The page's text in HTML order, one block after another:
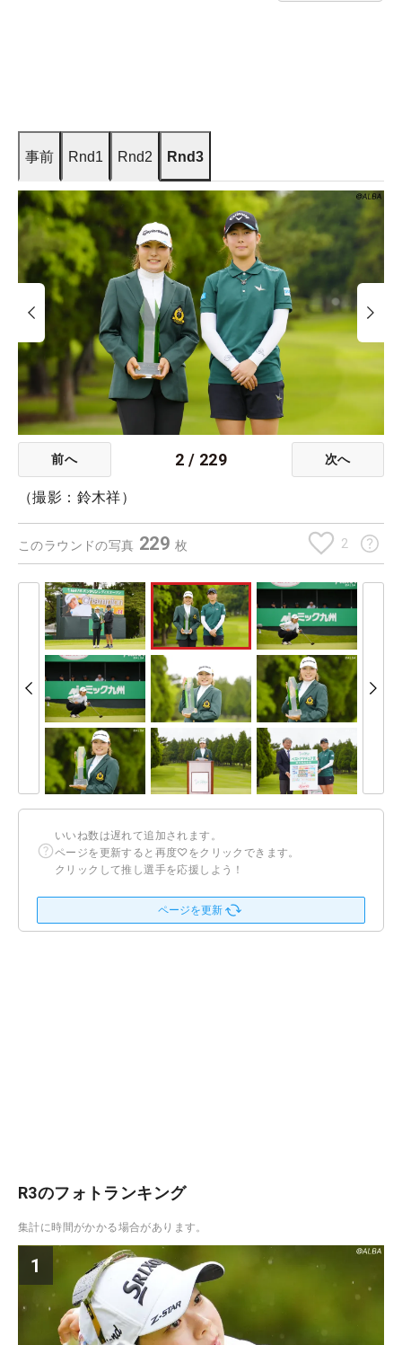
事前 Rnd1 Rnd2 Rnd3
前へ 2 / 229 次へ
（撮影：鈴木祥）
このラウンドの写真 229 枚 2
いいね数は遅れて追加されます。
ページを更新すると再度♡をクリックできます。
クリックして推し選手を応援しよう！
ページを更新
R3のフォトランキング
集計に時間がかかる場合があります。
1